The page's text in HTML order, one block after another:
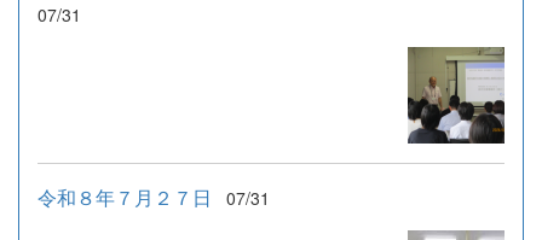
07/31
令和８年７月２７日 07/31